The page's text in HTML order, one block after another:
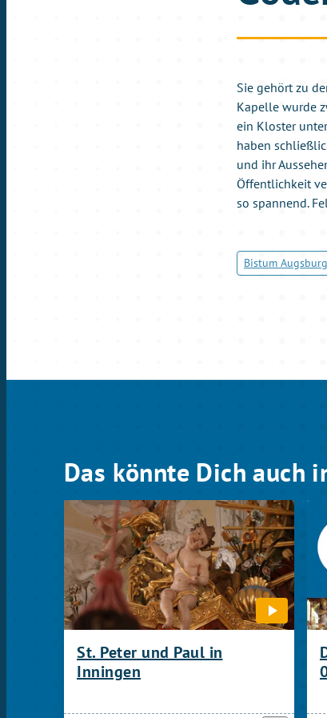
Sie gehört zu
Kapelle wurde
ein Kloster
haben
und ihr
Öffentlichkeit
so spannend.
Bistum Augsburg
Das könnte Dich auch
St. Peter und Paul in
Inningen